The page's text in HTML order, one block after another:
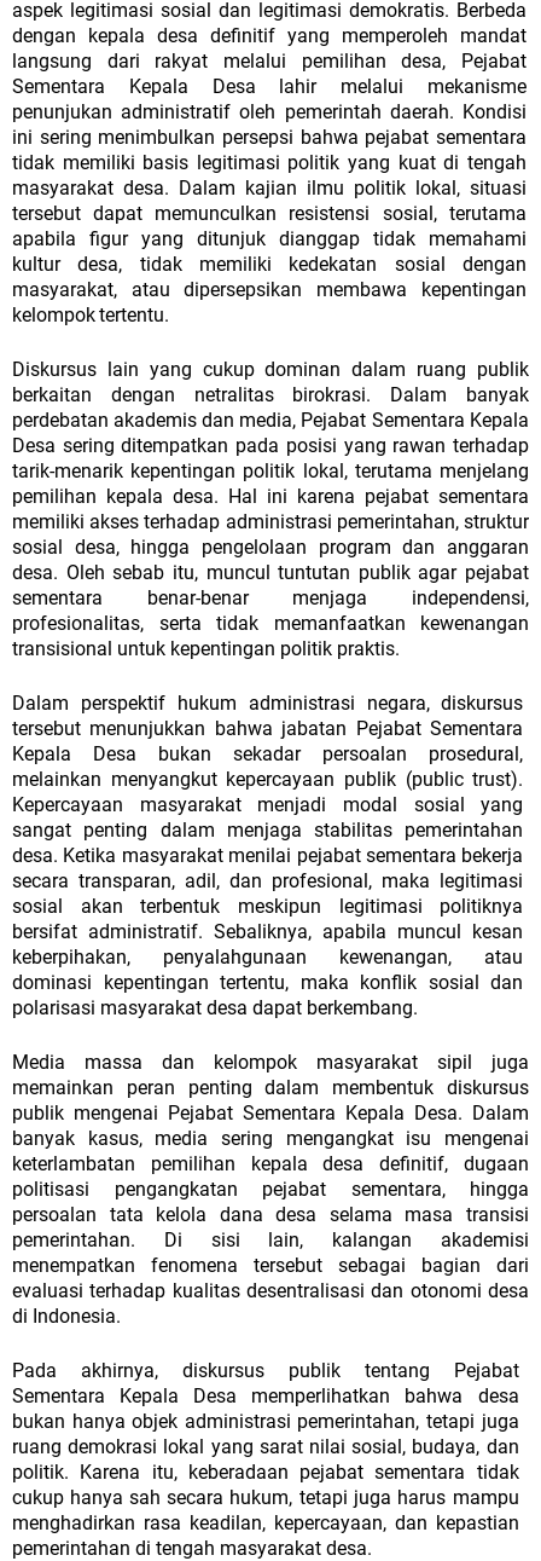
aspek legitimasi sosial dan legitimasi demokratis. Berbeda
dengan kepala desa definitif yang memperoleh mandat
langsung dari rakyat melalui pemilihan desa, Pejabat
Sementara Kepala Desa lahir melalui mekanisme
penunjukan administratif oleh pemerintah daerah. Kondisi
ini sering menimbulkan persepsi bahwa pejabat sementara
tidak memiliki basis legitimasi politik yang kuat di tengah
masyarakat desa. Dalam kajian ilmu politik lokal, situasi
tersebut dapat memunculkan resistensi sosial, terutama
apabila
figur yang ditunjuk dianggap tidak memahami
kultur desa, tidak memiliki kedekatan sosial dengan
masyarakat, atau dipersepsikan membawa kepentingan
kelompoktertentu.
Diskursus lain yang cukup dominan dalam ruang publik
berkaitan
dengan netralitas birokrasi. Dalam
banyak
perdebatan akademis dan media, Pejabat Sementara Kepala
Desa sering ditempatkan pada posisi yang rawan terhadap
tarik-menarik kepentingan politik lokal, terutama menjelang
pemilihan kepala desa. Hal ini karena pejabat sementara
memiliki akses terhadap administrasi pemerintahan, struktur
sosial desa, hingga pengelolaan program dan anggaran
desa. Oleh sebab itu, muncul tuntutan publik agar pejabat
sementara benar-benar menjaga independensi,
profesionalitas, serta tidak memanfaatkan kewenangan
transisional untuk kepentingan politik praktis.
Dalam perspektif hukum administrasi negara, diskursus
tersebut menunjukkan bahwa jabatan Pejabat Sementara
Kepala Desa bukan sekadar persoalan prosedural,
melainkan menyangkut kepercayaan publik (public trust).
Kepercayaan masyarakat menjadi modal sosial yang
sangat penting dalam menjaga stabilitas pemerintahan
desa. Ketika masyarakat menilai pejabat sementara bekerja
secara transparan, adil, dan profesional, maka legitimasi
sosial
akan terbentuk meskipun legitimasi
politiknya
bersifat administratif. Sebaliknya, apabila muncul kesan
keberpihakan,
penyalahgunaan kewenangan, atau
dominasi kepentingan tertentu, maka konflik sosial dan
polarisasi masyarakat desa dapat berkembang.
Media massa dan kelompok masyarakat sipil juga
memainkan peran penting dalam membentuk diskursus
publik mengenai Pejabat Sementara Kepala Desa. Dalam
banyak kasus, media sering mengangkat isu mengenai
keterlambatan pemilihan kepala desa definitif, dugaan
politisasi pengangkatan pejabat
sementara,
hingga
persoalan
tata kelola dana desa selama masa
transisi
pemerintahan.
Di sisi lain, kalangan
akademisi
menempatkan fenomena tersebut sebagai bagian dari
evaluasi terhadap kualitas desentralisasi dan otonomi desa
di Indonesia.
Pada akhirnya, diskursus publik tentang
Pejabat
Sementara
Kepala Desa memperlihatkan bahwa
desa
bukan hanya objek administrasi pemerintahan, tetapi juga
ruang demokrasi lokal yang sarat nilai sosial, budaya, dan
politik. Karena itu, keberadaan pejabat sementara tidak
cukup hanya sah secara hukum, tetapi juga harus mampu
menghadirkan rasa keadilan, kepercayaan, dan kepastian
pemerintahan di tengah masyarakat desa.